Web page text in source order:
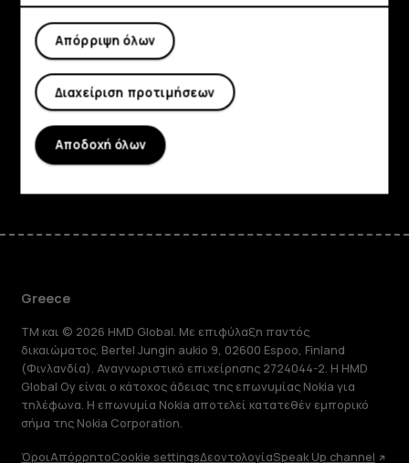
Εξερευνήστε
Πληροφορίες
Planet and people
Υποστήριξη
FacebookInstagram
TiktokYoutube
Greece
TM και © 2026 HMD Global. Με επιφύλαξη παντός
δικαιώματος. Bertel Jungin aukio 9, 02600 Espoo, Finland
(Φινλανδία). Αναγνωριστικό επιχείρησης 2724044-2. Η HMD
Global Oy είναι ο κάτοχος άδειας της επωνυμίας Nokia για
τηλέφωνα. Η επωνυμία Nokia αποτελεί κατατεθέν εμπορικό
σήμα της Nokia Corporation.
ΌροιΑπόρρητοCookie settingsΔεοντολογίαSpeak Up channel
Απόρριψη όλων
Διαχείριση προτιμήσεων
Αποδοχή όλων